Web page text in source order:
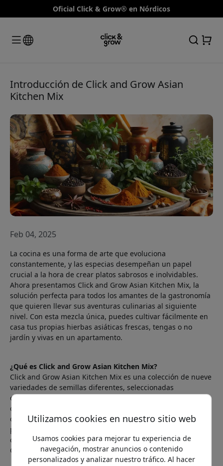
Oficial Click & Grow® en Nórdicos
Introducción de Click and Grow Asian
Kitchen Mix
Feb 04, 2025
La cocina es una forma de arte que evoluciona
constantemente, y las especias desempeñan un papel
crucial a la hora de crear platos sabrosos e inolvidables.
Ahora presentamos Click and Grow Asian Kitchen Mix, la
solución perfecta para todos los amantes de la gastronomía
que quieren llevar sus aventuras culinarias al siguiente
nivel. Con esta mezcla única, puedes cultivar fácilmente en
casa tus propias hierbas asiáticas frescas, tengas o no
jardín y vivas en un apartamento.
¿Qué es Click and Grow Asian Kitchen Mix?
Click and Grow Asian Kitchen Mix es una colección de nueve
variedades de semillas diferentes, seleccionadas
cuidadosamente para ofrecerte un sabor auténtico de la
cocina asiática. La mezcla incluye una interesante variedad
de hierbas y especias, desde cilantro aromático hasta chile
picante. Cada variedad de semilla viene en su propia
cápsula, lo que facilita cultivarlas en tu jardín inteligente
Click and Grow.
Utilizamos cookies en nuestro sitio web
Usamos cookies para mejorar tu experiencia de
navegación, mostrar anuncios o contenido
personalizados y analizar nuestro tráfico. Al hacer